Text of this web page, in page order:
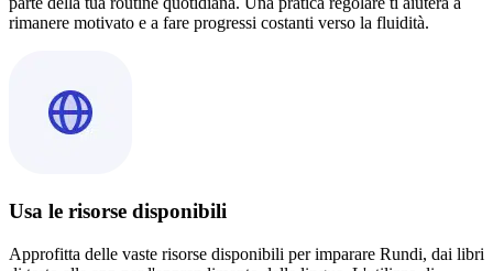
rimanere motivato e a fare progressi costanti verso la fluidità.
Usa le risorse disponibili
Approfitta delle vaste risorse disponibili per imparare Rundi, dai libri